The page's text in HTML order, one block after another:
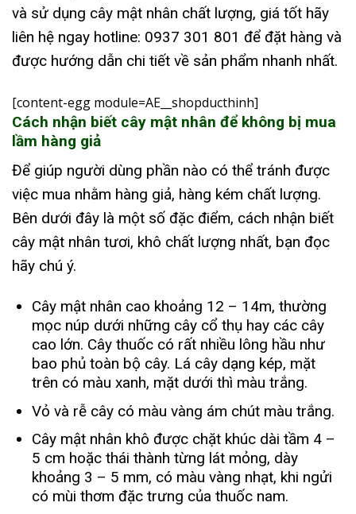
và sử dụng cây mật nhân chất lượng, giá tốt hãy
liên hệ ngay hotline: 0937 301 801 để đặt hàng và
được hướng dẫn chi tiết về sản phẩm nhanh nhất.
[content-egg module=AE__shopducthinh]
Cách nhận biết cây mật nhân để không bị mua
lầm hàng giả
Để giúp người dùng phần nào có thể tránh được
việc mua nhằm hàng giả, hàng kém chất lượng.
Bên dưới đây là một số đặc điểm, cách nhận biết
cây mật nhân tươi, khô chất lượng nhất, bạn đọc
hãy chú ý.
Cây mật nhân cao khoảng 12 – 14m, thường
mọc núp dưới những cây cổ thụ hay các cây
cao lớn. Cây thuốc có rất nhiều lông hầu như
bao phủ toàn bộ cây. Lá cây dạng kép, mặt
trên có màu xanh, mặt dưới thì màu trắng.
Vỏ và rễ cây có màu vàng ám chút màu trắng.
Cây mật nhân khô được chặt khúc dài tầm 4 –
5 cm hoặc thái thành từng lát mỏng, dày
khoảng 3 – 5 mm, có màu vàng nhạt, khi ngửi
có mùi thơm đặc trưng của thuốc nam.